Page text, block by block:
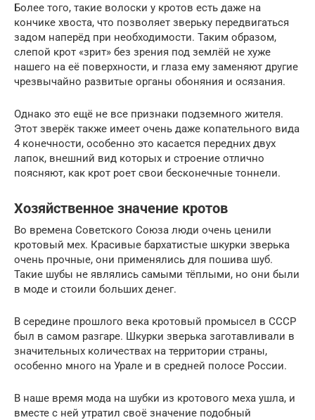
Более того, такие волоски у кротов есть даже на
кончике хвоста, что позволяет зверьку передвигаться
задом наперёд при необходимости. Таким образом,
слепой крот «зрит» без зрения под землёй не хуже
нашего на её поверхности, и глаза ему заменяют другие
чрезвычайно развитые органы обоняния и осязания.
Однако это ещё не все признаки подземного жителя.
Этот зверёк также имеет очень даже копательного вида
4 конечности, особенно это касается передних двух
лапок, внешний вид которых и строение отлично
поясняют, как крот роет свои бесконечные тоннели.
Хозяйственное значение кротов
Во времена Советского Союза люди очень ценили
кротовый мех. Красивые бархатистые шкурки зверька
очень прочные, они применялись для пошива шуб.
Такие шубы не являлись самыми тёплыми, но они были
в моде и стоили больших денег.
В середине прошлого века кротовый промысел в СССР
был в самом разгаре. Шкурки зверька заготавливали в
значительных количествах на территории страны,
особенно много на Урале и в средней полосе России.
В наше время мода на шубки из кротового меха ушла, и
вместе с ней утратил своё значение подобный